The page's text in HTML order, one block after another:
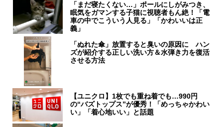
「まだ寝たくない…」ポールにしがみつき、
眠気をガマンする子猫に視聴者もん絶！「電
車の中でこういう人見る」「かわいいは正
義」
「ぬれた傘」放置すると臭いの原因に ハン
ズが紹介する正しい洗い方＆水弾き力を復活
させる方法
【ユニクロ】1枚でも重ね着でも…990円
の“バズトップス”が優秀！「めっちゃかわい
い」「着心地いい」と話題